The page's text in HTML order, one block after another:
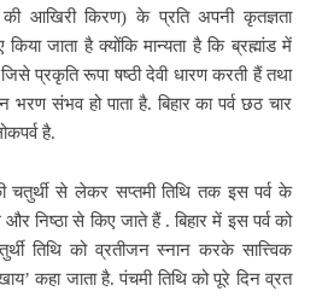
आखिरी किरण) के प्रति अपनी कृतज्ञता
जाता है क्योंकि मान्यता है कि ब्रह्मांड में
प्रकृति रूपा षष्ठी देवी धारण करती हैं तथा
संभव हो पाता है. बिहार का पर्व छठ चार
है.
चतुर्थी से लेकर सप्तमी तिथि तक इस पर्व के
निष्ठा से किए जाते हैं . बिहार में इस पर्व को
तिथि को व्रतीजन स्नान करके सात्त्विक
कहा जाता है. पंचमी तिथि को पूरे दिन व्रत